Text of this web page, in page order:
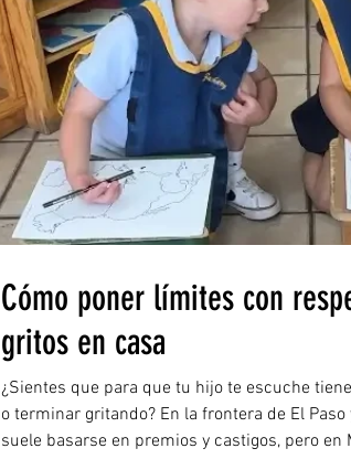
Cómo poner límites con
gritos en casa
¿Sientes que para que tu hijo te escuche
o terminar gritando? En la frontera de El
suele basarse en premios y castigos, pero en